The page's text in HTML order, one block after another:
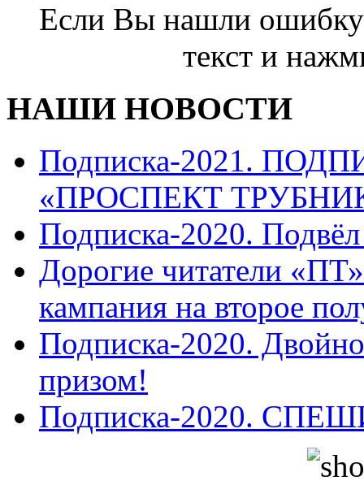
Если Вы нашли ошибку
текст и
НАШИ НОВОСТИ
Подписка-2021.
«ПРОСПЕКТ
Подписка-2020. Подвёл
Дорогие читатели
кампания на второе
Подписка-2020.
призом!
Подписка-2020.